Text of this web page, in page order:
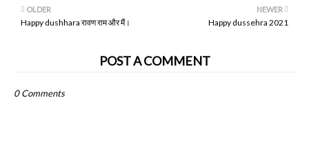
NEWER
Happy dussehra 2021
OLDER
Happy dushhara रावण राम और मैं।
POST A COMMENT
0 Comments